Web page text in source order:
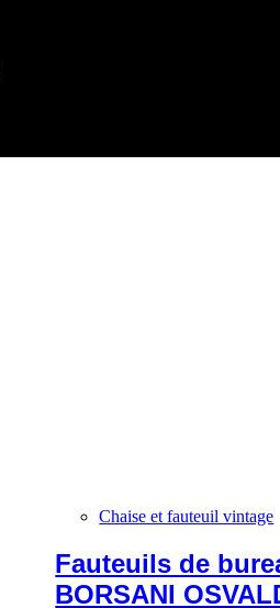
Chaise et fauteuil vintage
Fauteuils de
BORSANI